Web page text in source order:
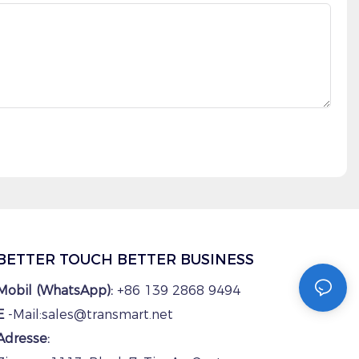
TOUCH BETTER BUSINESS
(WhatsApp): +86 139 2868 9494
-Mail:sales@transmart.net